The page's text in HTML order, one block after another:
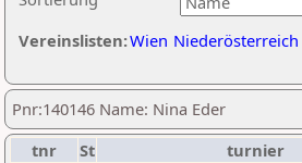
Vereinslisten:Wien Niederösterreich
Pnr:140146 Name: Nina Eder
tnr
St turnier